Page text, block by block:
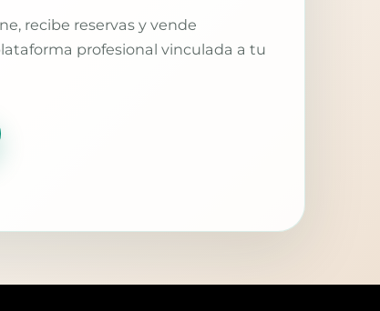
recibe reservas y vende
profesional vinculada a tu